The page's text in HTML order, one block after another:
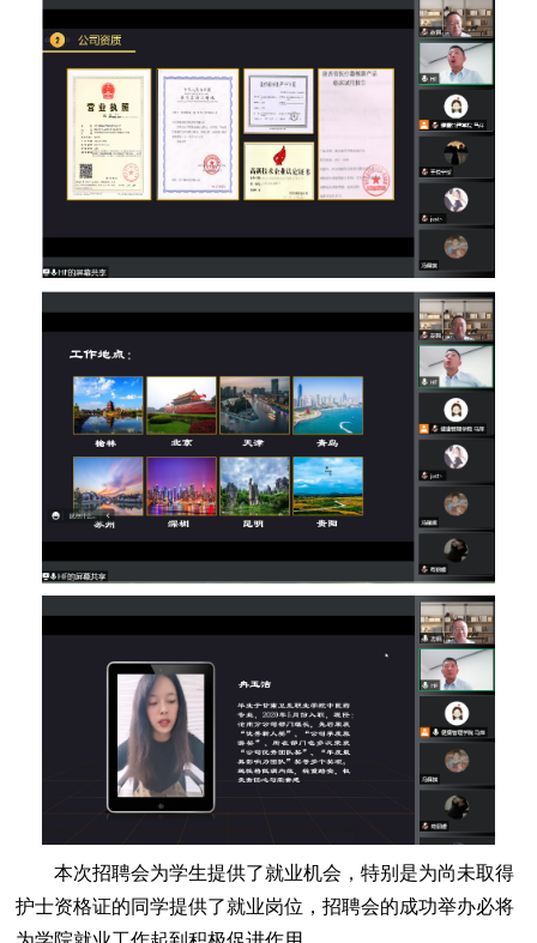
本次招聘会为学生提供了就业机会，特别是为尚未取得
护士资格证的同学提供了就业岗位，招聘会的成功举办必将